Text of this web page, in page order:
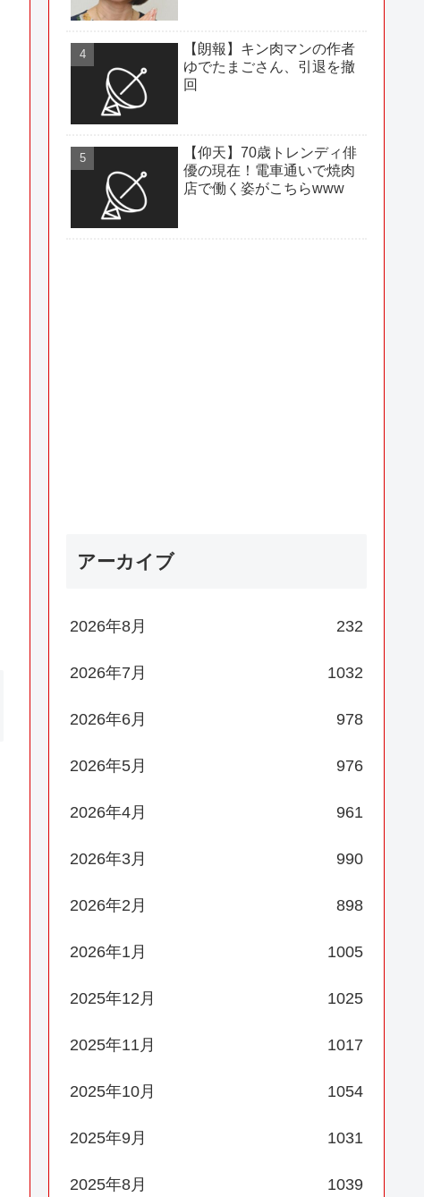
【朗報】キン肉マンの作者
ゆでたまごさん、引退を撤
回
【仰天】70歳トレンディ俳
優の現在！電車通いで焼肉
店で働く姿がこちらwww
アーカイブ
2026年8月 232
2026年7月 1032
2026年6月 978
2026年5月 976
2026年4月 961
2026年3月 990
2026年2月 898
2026年1月 1005
2025年12月 1025
2025年11月 1017
2025年10月 1054
2025年9月 1031
2025年8月 1039